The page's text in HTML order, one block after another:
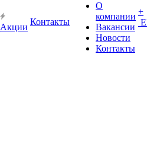
Акции
Контакты
О
компании
Вакансии
Новости
Контакты
+